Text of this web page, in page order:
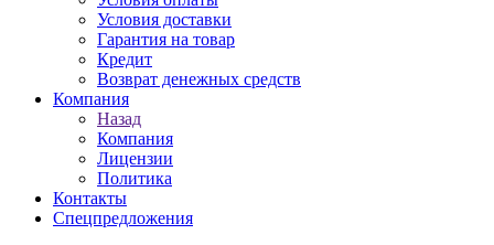
Условия доставки
Гарантия на товар
Кредит
Возврат денежных средств
Компания
Назад
Компания
Лицензии
Политика
Контакты
Спецпредложения